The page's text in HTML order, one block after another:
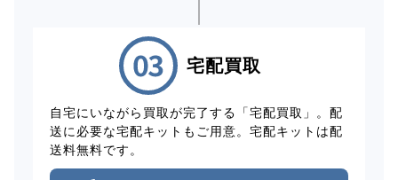
宅配買取
自宅にいながら買取が完了する「宅配買取」。配
送に必要な宅配キットもご用意。宅配キットは配
送料無料です。